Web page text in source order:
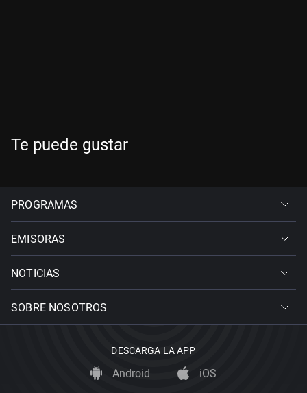
Te puede gustar
PROGRAMAS
EMISORAS
NOTICIAS
SOBRE NOSOTROS
DESCARGA LA APP
Android iOS